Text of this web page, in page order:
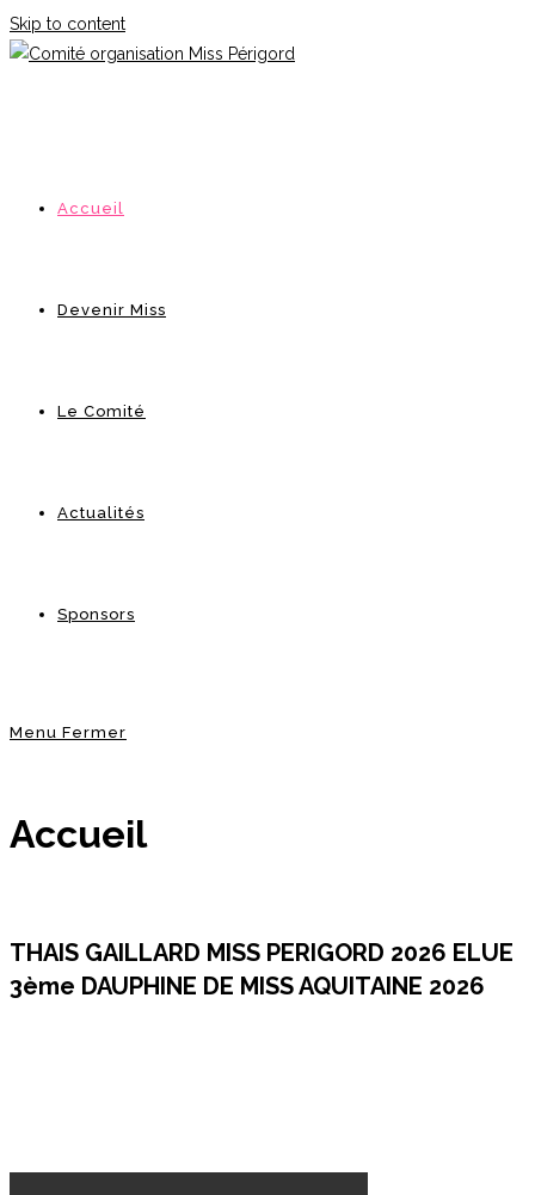
Skip to content
Accueil
Devenir Miss
Le Comité
Actualités
Sponsors
Menu Fermer
Accueil
THAIS GAILLARD MISS PERIGORD 2026 ELUE
3ème DAUPHINE DE MISS AQUITAINE 2026